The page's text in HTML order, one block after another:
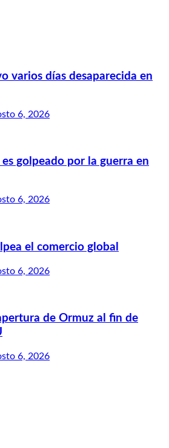
varios días desaparecida en
6, 2026
golpeado por la guerra en
6, 2026
el comercio global
6, 2026
de Ormuz al fin de
6, 2026